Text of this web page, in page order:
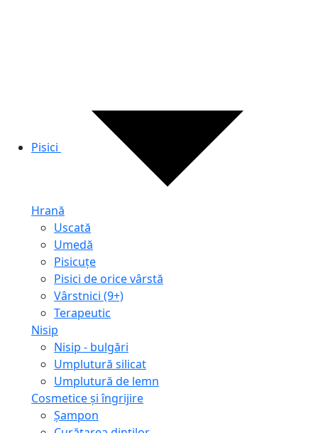
Pisici
Hrană
Uscată
Umedă
Pisicuțe
Pisici de orice vârstă
Vârstnici (9+)
Terapeutic
Nisip
Nisip - bulgări
Umplutură silicat
Umplutură de lemn
Cosmetice și îngrijire
Șampon